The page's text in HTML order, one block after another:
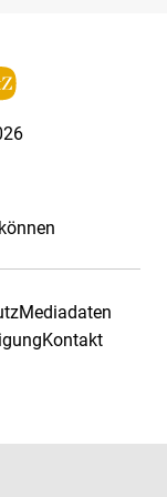
Mediadaten
Kontakt